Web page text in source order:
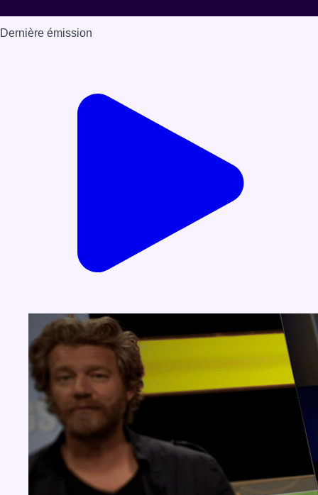
Dernière émission